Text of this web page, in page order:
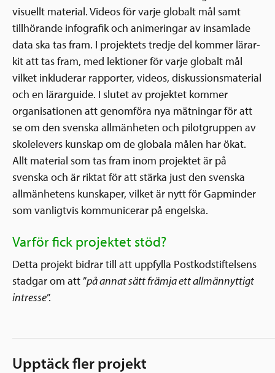
visuellt material. Videos för varje globalt mål samt
tillhörande infografik och animeringar av insamlade
data ska tas fram. I projektets tredje del kommer lärar-
kit att tas fram, med lektioner för varje globalt mål
vilket inkluderar rapporter, videos, diskussionsmaterial
och en lärarguide. I slutet av projektet kommer
organisationen att genomföra nya mätningar för att
se om den svenska allmänheten och pilotgruppen av
skolelevers kunskap om de globala målen har ökat.
Allt material som tas fram inom projektet är på
svenska och är riktat för att stärka just den svenska
allmänhetens kunskaper, vilket är nytt för Gapminder
som vanligtvis kommunicerar på engelska.
Varför fick projektet stöd?
Detta projekt bidrar till att uppfylla Postkodstiftelsens
stadgar om att ”på annat sätt främja ett allmännyttigt
intresse”.
Upptäck fler projekt